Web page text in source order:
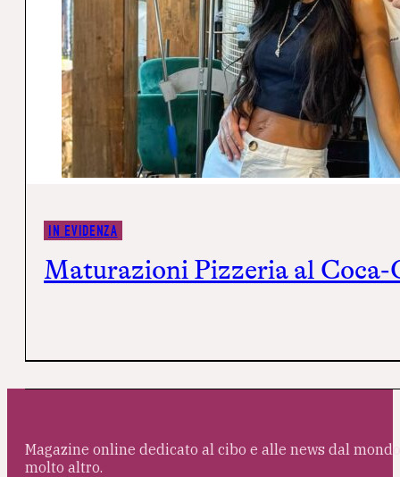
IN EVIDENZA
Maturazioni Pizzeria al Coca-
Magazine online dedicato al cibo e alle news dal
molto altro.